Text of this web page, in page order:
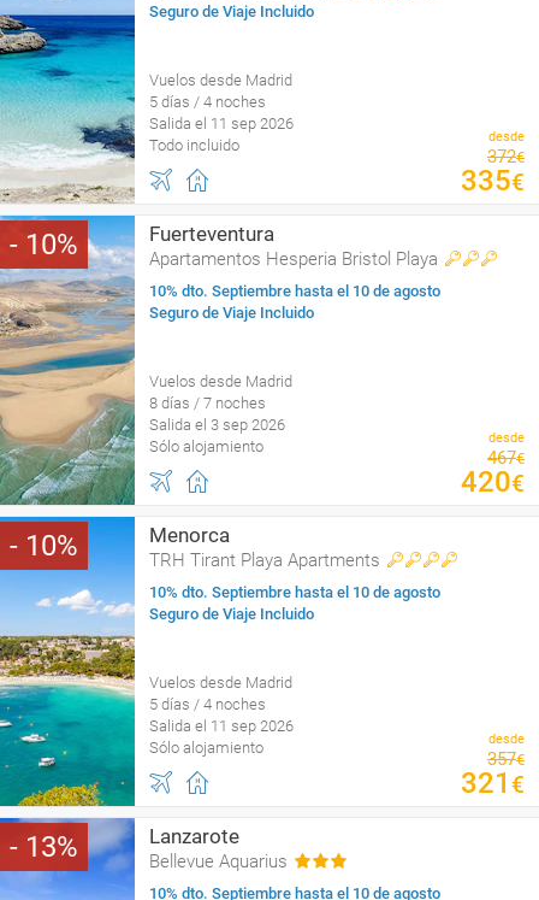
Seguro de Viaje Incluido
Vuelos desde Madrid
5 días / 4 noches
Salida el 11 sep 2026
Todo incluido
desde
372€
335€
10 Fuerteventura
Apartamentos Hesperia Bristol Playa
10% dto. Septiembre hasta el 10 de agosto
Seguro de Viaje Incluido
Vuelos desde Madrid
8 días / 7 noches
Salida el 3 sep 2026
Sólo alojamiento
desde
467€
420€
10 Menorca
TRH Tirant Playa Apartments
10% dto. Septiembre hasta el 10 de agosto
Seguro de Viaje Incluido
Vuelos desde Madrid
5 días / 4 noches
Salida el 11 sep 2026
Sólo alojamiento
desde
357€
321 €
13 Lanzarote
Bellevue Aquarius
10% dto. Septiembre hasta el 10 de agosto